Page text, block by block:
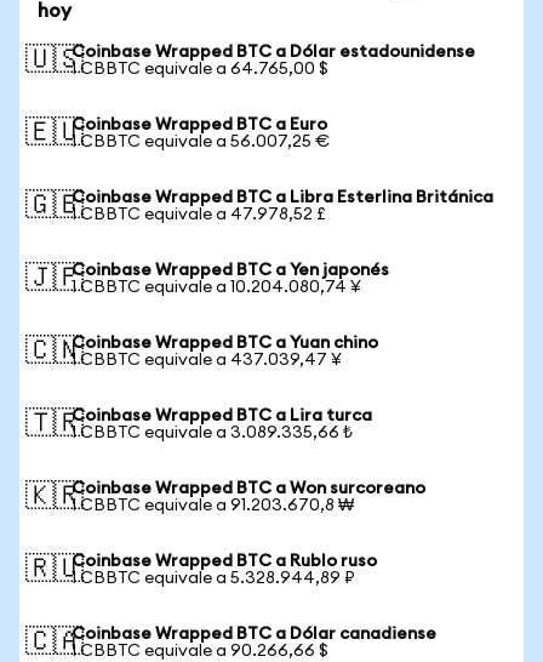
hoy
🇺🇸Coinbase Wrapped BTC a Dólar estadounidense
1 CBBTC equivale a 64.765,00 $
🇪🇺Coinbase Wrapped BTC a Euro
1 CBBTC equivale a 56.007,25 €
🇬🇧Coinbase Wrapped BTC a Libra Esterlina Británica
1 CBBTC equivale a 47.978,52 £
🇯🇵Coinbase Wrapped BTC a Yen japonés
1 CBBTC equivale a 10.204.080,74 ¥
🇨🇳Coinbase Wrapped BTC a Yuan chino
1 CBBTC equivale a 437.039,47 ¥
🇹🇷Coinbase Wrapped BTC a Lira turca
1 CBBTC equivale a 3.089.335,66 ₺
🇰🇷Coinbase Wrapped BTC a Won surcoreano
1 CBBTC equivale a 91.203.670,8 ₩
🇷🇺Coinbase Wrapped BTC a Rublo ruso
1 CBBTC equivale a 5.328.944,89 ₽
🇨🇦Coinbase Wrapped BTC a Dólar canadiense
1 CBBTC equivale a 90.266,66 $